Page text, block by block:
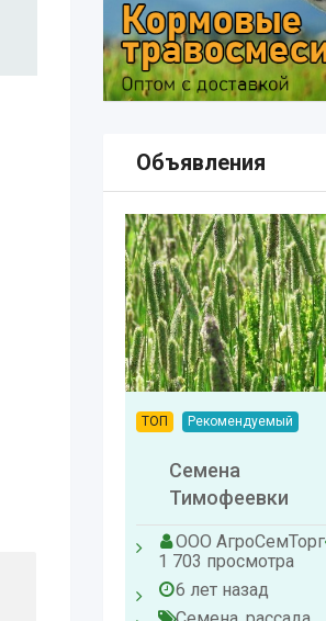
Объявления
ТОП Рекомендуемый
Семена
Тимофеевки
ООО АгроСемТорг
1 703 просмотра
6 лет назад